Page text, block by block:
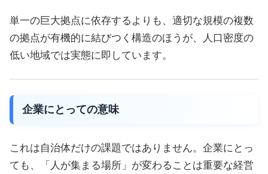
単一の巨大拠点に依存するよりも、適切な規模の複数
の拠点が有機的に結びつく構造のほうが、人口密度の
低い地域では実態に即しています。
企業にとっての意味
これは自治体だけの課題ではありません。企業にとっ
ても、「人が集まる場所」が変わることは重要な経営